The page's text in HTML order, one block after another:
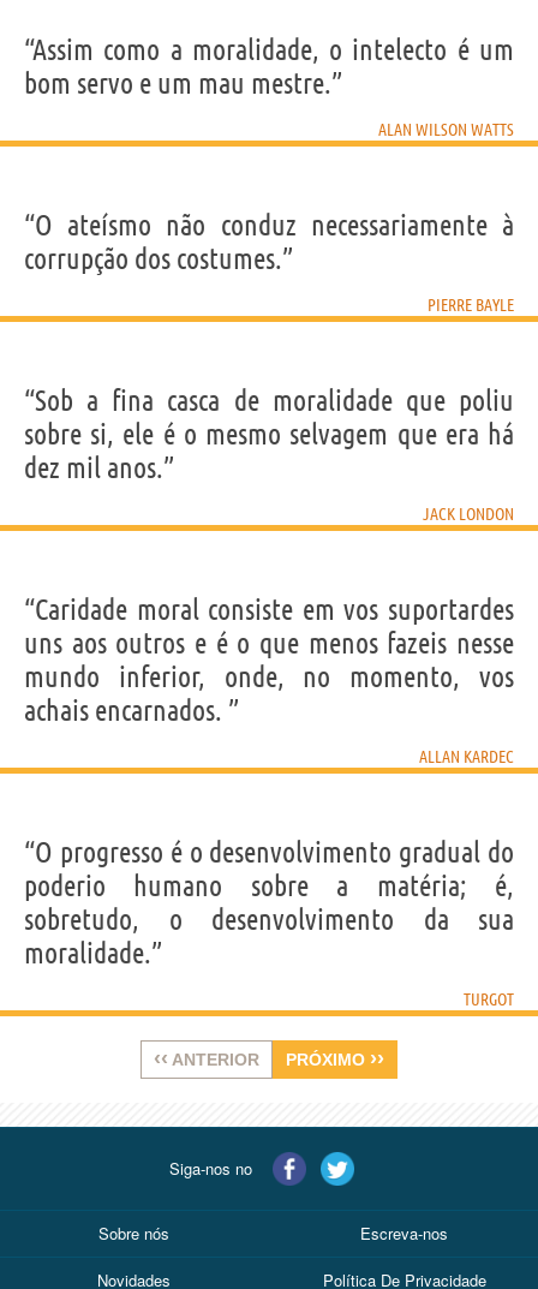
“Assim como a moralidade, o intelecto é um
bom servo e um mau mestre.”
ALAN WILSON WATTS
“O ateísmo não conduz necessariamente à
corrupção dos costumes.”
PIERRE BAYLE
“Sob a fina casca de moralidade que poliu
sobre si, ele é o mesmo selvagem que era há
dez mil anos.”
JACK LONDON
“Caridade moral consiste em vos suportardes
uns aos outros e é o que menos fazeis nesse
mundo inferior, onde, no momento, vos
achais encarnados. ”
ALLAN KARDEC
“O progresso é o desenvolvimento gradual do
poderio humano sobre a matéria; é,
sobretudo, o desenvolvimento da sua
moralidade.”
TURGOT
‹‹ ANTERIOR PRÓXIMO ››
Siga-nos no
Sobre nós Escreva-nos
Novidades Política De Privacidade